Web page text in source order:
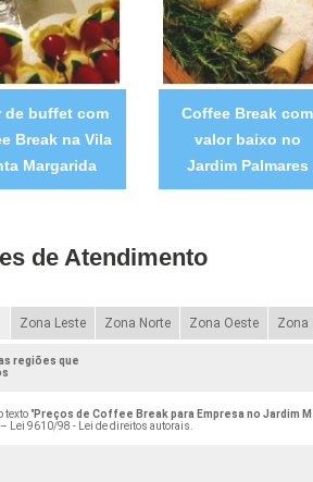
de buffet com
Break na Vila
Margarida
Coffee Break com
valor baixo no
Jardim Palmares
de Atendimento
Zona Leste Zona Norte Zona Oeste Zona
regiões que
texto "Preços de Coffee Break para Empresa no Jardim
Lei 9610/98 - Lei de direitos autorais